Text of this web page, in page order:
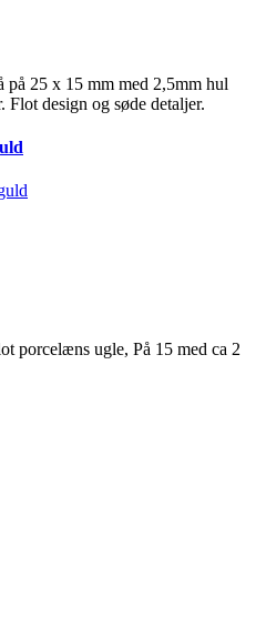
25 x 15 mm med 2,5mm hul
Flot design og søde detaljer.
porcelæns ugle, På 15 med ca 2